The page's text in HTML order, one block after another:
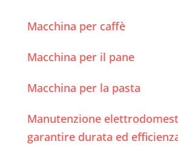
Macchina per caffè
Macchina per il pane
Macchina per la pasta
Manutenzione
garantire durata ed